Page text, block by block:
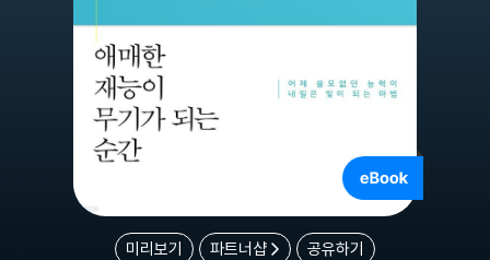
미리보기 파트너샵 공유하기